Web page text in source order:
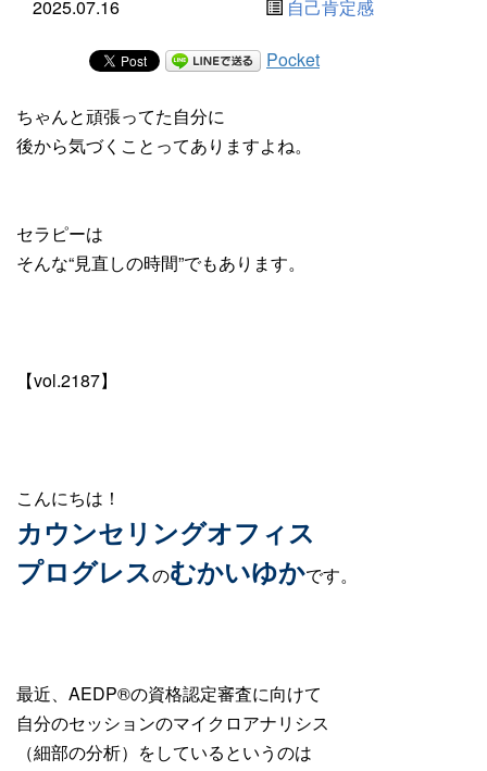
2025.07.16 自己肯定感
Pocket
ちゃんと頑張ってた自分に
後から気づくことってありますよね。
セラピーは
そんな“見直しの時間”でもあります。
【vol.2187】
こんにちは！
カウンセリングオフィス
プログレスのむかいゆかです。
最近、AEDP®︎の資格認定審査に向けて
自分のセッションのマイクロアナリシス
（細部の分析）をしているというのは